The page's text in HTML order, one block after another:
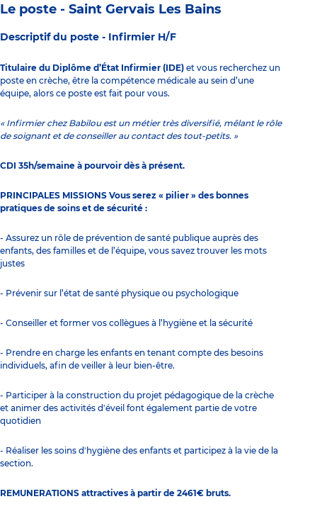
Le poste - Saint Gervais Les Bains
Descriptif du poste - Infirmier H/F
Titulaire du Diplôme d’État Infirmier (IDE) et vous recherchez un
poste en crèche, être la compétence médicale au sein d’une
équipe, alors ce poste est fait pour vous.
« Infirmier chez Babilou est un métier très diversifié, mêlant le rôle
de soignant et de conseiller au contact des tout-petits. »
CDI 35h/semaine à pourvoir dès à présent.
PRINCIPALES MISSIONS Vous serez « pilier » des bonnes
pratiques de soins et de sécurité :
- Assurez un rôle de prévention de santé publique auprès des
enfants, des familles et de l’équipe, vous savez trouver les mots
justes
- Prévenir sur l’état de santé physique ou psychologique
- Conseiller et former vos collègues à l’hygiène et la sécurité
- Prendre en charge les enfants en tenant compte des besoins
individuels, afin de veiller à leur bien-être.
- Participer à la construction du projet pédagogique de la crèche
et animer des activités d'éveil font également partie de votre
quotidien
- Réaliser les soins d'hygiène des enfants et participez à la vie de la
section.
REMUNERATIONS attractives à partir de 2461€ bruts.